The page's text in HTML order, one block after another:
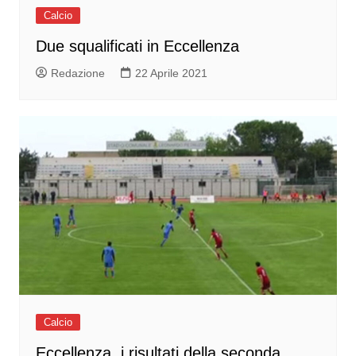
Calcio
Due squalificati in Eccellenza
Redazione 22 Aprile 2021
Calcio